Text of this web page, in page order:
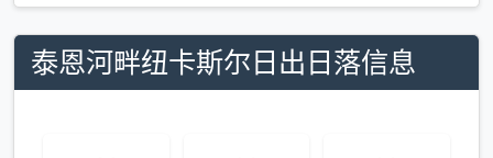
泰恩河畔纽卡斯尔日出日落信息